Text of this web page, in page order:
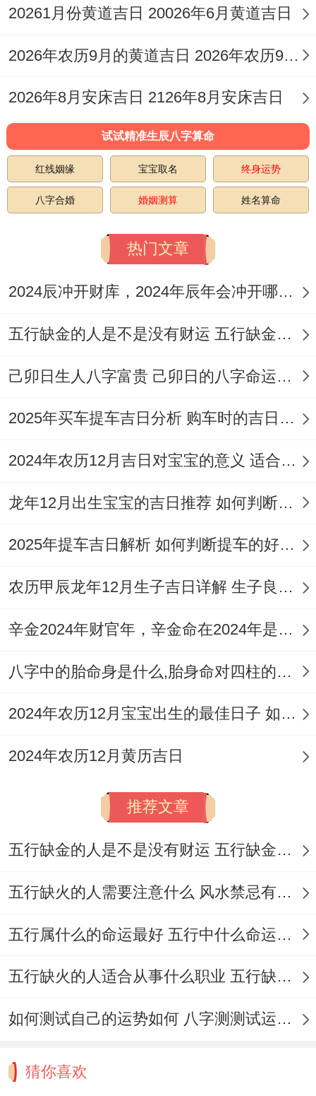
此日位开日。宜祭祀、祈福、求嗣、开光、
基、动土等...
但值神玄武（凶）,冲鸡煞西，需拆开看。
2026年5月22日（星期五;农历四月初六）
宜纳采、嫁娶、裁衣、理发、出行、修造、
动土、进人口、开市、交易、立券、挂匾、
移徙、上梁、栽种、纳畜等.
2026年5月23日（星期六；农历四月初
祈福、斋醮、出行、造屋、起基、修造、动
土、定磉、安床等。冲兔煞东...
八） ：宜结婚、纳采、订婚、祭祀、祈福、
求嗣、开光、出火、出行、拆卸、开工、
装
一）：值神玉堂（吉）。成执位！宜祭祀，
祈福、求嗣，开光、订婚，纳采、解除，动
财，造仓、开池，栽种等，冲羊煞东！
2026年5月29日（星期五，农历四月十
开光、纳采，订婚、嫁娶，出行、动土，破
土、会亲友、
开市
、交易，立券、习艺，拆
但值神玄武（凶），冲鸡煞西。
择吉仅是第一步，还需注意以下几点：黄道
吉日虽有普遍有价值 ,但务必结合业主、主
管或重要参与者 的生辰八字、生肖属相进行
个性化筛选，避免选择同自身相冲相害的日
其实吧;考黄历中的「吉时」进行重大仪式；
如奠基、揭牌等,并关注当日的财神、喜神、
鉴.5月部分地区已进入雨季或天气多变;需提
进行！
20261月份黄道吉日 20026年6月黄道吉日
2026年农历9月的黄道吉日 2026年农历9月16日黄道吉日查询
2026年8月安床吉日 2126年8月安床吉日
试试精准生辰八字算命
红线姻缘 宝宝取名 终身运势
八字合婚 婚姻测算 姓名算命
热门文章
2024辰冲开财库，2024年辰年会冲开哪些人的财库
五行缺金的人是不是没有财运 五行缺金的人命运好不好
己卯日生人八字富贵 己卯日的八字命运如何
2025年买车提车吉日分析 购车时的吉日与禁忌
2024年农历12月吉日对宝宝的意义 适合龙年宝宝出生的日子有哪些
龙年12月出生宝宝的吉日推荐 如何判断吉日是否适合宝宝
2025年提车吉日解析 如何判断提车的好日子
农历甲辰龙年12月生子吉日详解 生子良辰的影响因素
辛金2024年财官年，辛金命在2024年是财官年还是财印年
八字中的胎命身是什么,胎身命对四柱的影响
2024年农历12月宝宝出生的最佳日子 如何挑选适合的吉日
2024年农历12月黄历吉日
推荐文章
五行缺金的人是不是没有财运 五行缺金的人命运好不好
五行缺火的人需要注意什么 风水禁忌有哪些
五行属什么的命运最好 五行中什么命运势旺盛
五行缺火的人适合从事什么职业 五行缺火的人适合从事的职业有哪些
如何测试自己的运势如何 八字测测试运运程
猜你喜欢